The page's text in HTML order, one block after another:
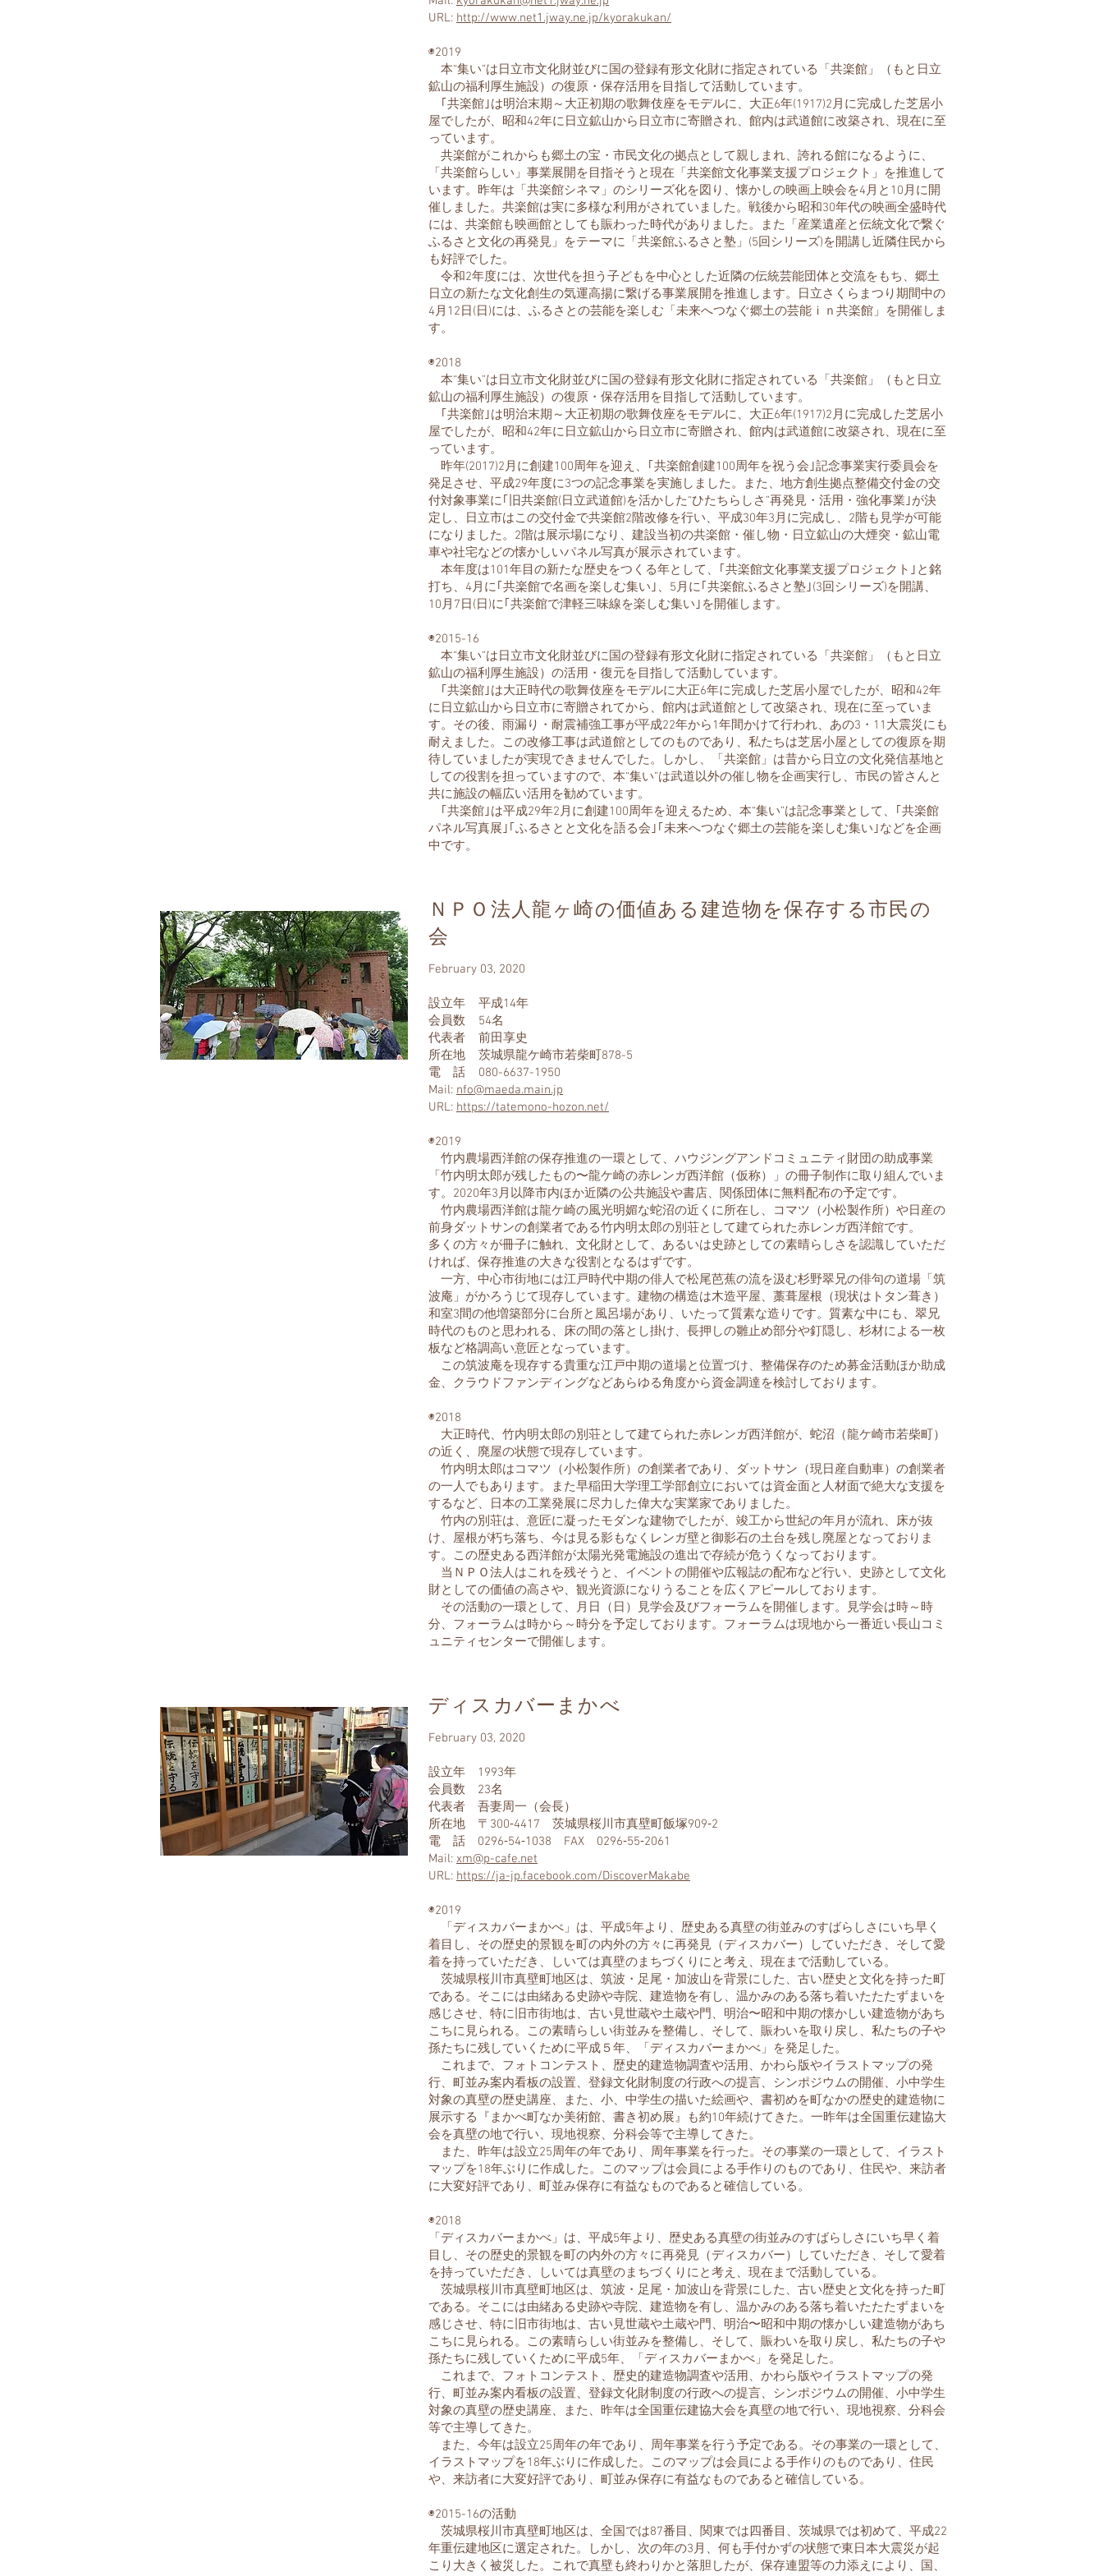
URL: http://www.net1.jway.ne.jp/kyorakukan/
◉2019
本“集い”は日立市文化財並びに国の登録有形文化財に指定されている「共楽館」（もと日立
鉱山の福利厚生施設）の復原・保存活用を目指して活動しています。
｢共楽館｣は明治末期～大正初期の歌舞伎座をモデルに、大正6年(1917)2月に完成した芝居小
屋でしたが、昭和42年に日立鉱山から日立市に寄贈され、館内は武道館に改築され、現在に至
っています。
共楽館がこれからも郷土の宝・市民文化の拠点として親しまれ、誇れる館になるように、
「共楽館らしい」事業展開を目指そうと現在「共楽館文化事業支援プロジェクト」を推進して
います。昨年は「共楽館シネマ」のシリーズ化を図り、懐かしの映画上映会を4月と10月に開
催しました。共楽館は実に多様な利用がされていました。戦後から昭和30年代の映画全盛時代
には、共楽館も映画館としても賑わった時代がありました。また「産業遺産と伝統文化で繋ぐ
ふるさと文化の再発見」をテーマに「共楽館ふるさと塾」(5回シリーズ)を開講し近隣住民から
も好評でした。
令和2年度には、次世代を担う子どもを中心とした近隣の伝統芸能団体と交流をもち、郷土
日立の新たな文化創生の気運高揚に繋げる事業展開を推進します。日立さくらまつり期間中の
4月12日(日)には、ふるさとの芸能を楽しむ「未来へつなぐ郷土の芸能ｉｎ共楽館」を開催しま
す。
◉2018
本“集い”は日立市文化財並びに国の登録有形文化財に指定されている「共楽館」（もと日立
鉱山の福利厚生施設）の復原・保存活用を目指して活動しています。
｢共楽館｣は明治末期～大正初期の歌舞伎座をモデルに、大正6年(1917)2月に完成した芝居小
屋でしたが、昭和42年に日立鉱山から日立市に寄贈され、館内は武道館に改築され、現在に至
っています。
昨年(2017)2月に創建100周年を迎え、｢共楽館創建100周年を祝う会｣記念事業実行委員会を
発足させ、平成29年度に3つの記念事業を実施しました。また、地方創生拠点整備交付金の交
付対象事業に｢旧共楽館(日立武道館)を活かした“ひたちらしさ”再発見・活用・強化事業｣が決
定し、日立市はこの交付金で共楽館2階改修を行い、平成30年3月に完成し、2階も見学が可能
になりました。2階は展示場になり、建設当初の共楽館・催し物・日立鉱山の大煙突・鉱山電
車や社宅などの懐かしいパネル写真が展示されています。
本年度は101年目の新たな歴史をつくる年として、｢共楽館文化事業支援プロジェクト｣と銘
打ち、4月に｢共楽館で名画を楽しむ集い｣、5月に｢共楽館ふるさと塾｣(3回シリーズ)を開講、
10月7日(日)に｢共楽館で津軽三味線を楽しむ集い｣を開催します。
◉2015-16
本”集い”は日立市文化財並びに国の登録有形文化財に指定されている「共楽館」（もと日立
鉱山の福利厚生施設）の活用・復元を目指して活動しています。
｢共楽館｣は大正時代の歌舞伎座をモデルに大正6年に完成した芝居小屋でしたが、昭和42年
に日立鉱山から日立市に寄贈されてから、館内は武道館として改築され、現在に至っていま
す。その後、雨漏り・耐震補強工事が平成22年から1年間かけて行われ、あの3・11大震災にも
耐えました。この改修工事は武道館としてのものであり、私たちは芝居小屋としての復原を期
待していましたが実現できませんでした。しかし、「共楽館」は昔から日立の文化発信基地と
しての役割を担っていますので、本“集い”は武道以外の催し物を企画実行し、市民の皆さんと
共に施設の幅広い活用を勧めています。
｢共楽館｣は平成29年2月に創建100周年を迎えるため、本“集い”は記念事業として、｢共楽館
パネル写真展｣｢ふるさとと文化を語る会｣｢未来へつなぐ郷土の芸能を楽しむ集い｣などを企画
中です。
ＮＰＯ法人龍ヶ崎の価値ある建造物を保存する市民の
会
February 03, 2020
設立年 平成14年
会員数 54名
代表者 前田享史
所在地 茨城県龍ケ崎市若柴町878-5
電 話 080-6637-1950
Mail: nfo@maeda.main.jp
URL: https://tatemono-hozon.net/
◉2019
竹内農場西洋館の保存推進の一環として、ハウジングアンドコミュニティ財団の助成事業
「竹内明太郎が残したもの〜龍ケ崎の赤レンガ西洋館（仮称）」の冊子制作に取り組んでいま
す。2020年3月以降市内ほか近隣の公共施設や書店、関係団体に無料配布の予定です。
竹内農場西洋館は龍ケ崎の風光明媚な蛇沼の近くに所在し、コマツ（小松製作所）や日産の
前身ダットサンの創業者である竹内明太郎の別荘として建てられた赤レンガ西洋館です。
多くの方々が冊子に触れ、文化財として、あるいは史跡としての素晴らしさを認識していただ
ければ、保存推進の大きな役割となるはずです。
一方、中心市街地には江戸時代中期の俳人で松尾芭蕉の流を汲む杉野翠兄の俳句の道場「筑
波庵」がかろうじて現存しています。建物の構造は木造平屋、藁葺屋根（現状はトタン葺き）
和室3間の他増築部分に台所と風呂場があり、いたって質素な造りです。質素な中にも、翠兄
時代のものと思われる、床の間の落とし掛け、長押しの雛止め部分や釘隠し、杉材による一枚
板など格調高い意匠となっています。
この筑波庵を現存する貴重な江戸中期の道場と位置づけ、整備保存のため募金活動ほか助成
金、クラウドファンディングなどあらゆる角度から資金調達を検討しております。
◉2018
大正時代、竹内明太郎の別荘として建てられた赤レンガ西洋館が、蛇沼（龍ケ崎市若柴町）
の近く、廃屋の状態で現存しています。
竹内明太郎はコマツ（小松製作所）の創業者であり、ダットサン（現日産自動車）の創業者
の一人でもあります。また早稲田大学理工学部創立においては資金面と人材面で絶大な支援を
するなど、日本の工業発展に尽力した偉大な実業家でありました。
竹内の別荘は、意匠に凝ったモダンな建物でしたが、竣工から世紀の年月が流れ、床が抜
け、屋根が朽ち落ち、今は見る影もなくレンガ壁と御影石の土台を残し廃屋となっておりま
す。この歴史ある西洋館が太陽光発電施設の進出で存続が危うくなっております。
当ＮＰＯ法人はこれを残そうと、イベントの開催や広報誌の配布など行い、史跡として文化
財としての価値の高さや、観光資源になりうることを広くアピールしております。
その活動の一環として、月日（日）見学会及びフォーラムを開催します。見学会は時～時
分、フォーラムは時から～時分を予定しております。フォーラムは現地から一番近い長山コミ
ュニティセンターで開催します。
ディスカバーまかべ
February 03, 2020
設立年 1993年
会員数 23名
代表者 吾妻周一（会長）
所在地 〒300‐4417 茨城県桜川市真壁町飯塚909‐2
電 話 0296‐54‐1038 FAX 0296‐55‐2061
Mail: xm@p-cafe.net
URL: https://ja-jp.facebook.com/DiscoverMakabe
​◉2019
「ディスカバーまかべ」は、平成5年より、歴史ある真壁の街並みのすばらしさにいち早く
着目し、その歴史的景観を町の内外の方々に再発見（ディスカバー）していただき、そして愛
着を持っていただき、しいては真壁のまちづくりにと考え、現在まで活動している。
茨城県桜川市真壁町地区は、筑波・足尾・加波山を背景にした、古い歴史と文化を持った町
である。そこには由緒ある史跡や寺院、建造物を有し、温かみのある落ち着いたたたずまいを
感じさせ、特に旧市街地は、古い見世蔵や土蔵や門、明治〜昭和中期の懐かしい建造物があち
こちに見られる。この素晴らしい街並みを整備し、そして、賑わいを取り戻し、私たちの子や
孫たちに残していくために平成５年、「ディスカバーまかべ」を発足した。
これまで、フォトコンテスト、歴史的建造物調査や活用、かわら版やイラストマップの発
行、町並み案内看板の設置、登録文化財制度の行政への提言、シンポジウムの開催、小中学生
対象の真壁の歴史講座、また、小、中学生の描いた絵画や、書初めを町なかの歴史的建造物に
展示する『まかべ町なか美術館、書き初め展』も約10年続けてきた。一昨年は全国重伝建協大
会を真壁の地で行い、現地視察、分科会等で主導してきた。
また、昨年は設立25周年の年であり、周年事業を行った。その事業の一環として、イラスト
マップを18年ぶりに作成した。このマップは会員による手作りのものであり、住民や、来訪者
に大変好評であり、町並み保存に有益なものであると確信している。
​◉2018
「ディスカバーまかべ」は、平成5年より、歴史ある真壁の街並みのすばらしさにいち早く着
目し、その歴史的景観を町の内外の方々に再発見（ディスカバー）していただき、そして愛着
を持っていただき、しいては真壁のまちづくりにと考え、現在まで活動している。
茨城県桜川市真壁町地区は、筑波・足尾・加波山を背景にした、古い歴史と文化を持った町
である。そこには由緒ある史跡や寺院、建造物を有し、温かみのある落ち着いたたたずまいを
感じさせ、特に旧市街地は、古い見世蔵や土蔵や門、明治〜昭和中期の懐かしい建造物があち
こちに見られる。この素晴らしい街並みを整備し、そして、賑わいを取り戻し、私たちの子や
孫たちに残していくために平成5年、「ディスカバーまかべ」を発足した。
これまで、フォトコンテスト、歴史的建造物調査や活用、かわら版やイラストマップの発
行、町並み案内看板の設置、登録文化財制度の行政への提言、シンポジウムの開催、小中学生
対象の真壁の歴史講座、また、昨年は全国重伝建協大会を真壁の地で行い、現地視察、分科会
等で主導してきた。
また、今年は設立25周年の年であり、周年事業を行う予定である。その事業の一環として、
イラストマップを18年ぶりに作成した。このマップは会員による手作りのものであり、住民
や、来訪者に大変好評であり、町並み保存に有益なものであると確信している。
◉2015-16の活動
茨城県桜川市真壁町地区は、全国では87番目、関東では四番目、茨城県では初めて、平成22
年重伝建地区に選定された。しかし、次の年の3月、何も手付かずの状態で東日本大震災が起
こり大きく被災した。これで真壁も終わりかと落胆したが、保存連盟等の力添えにより、国、